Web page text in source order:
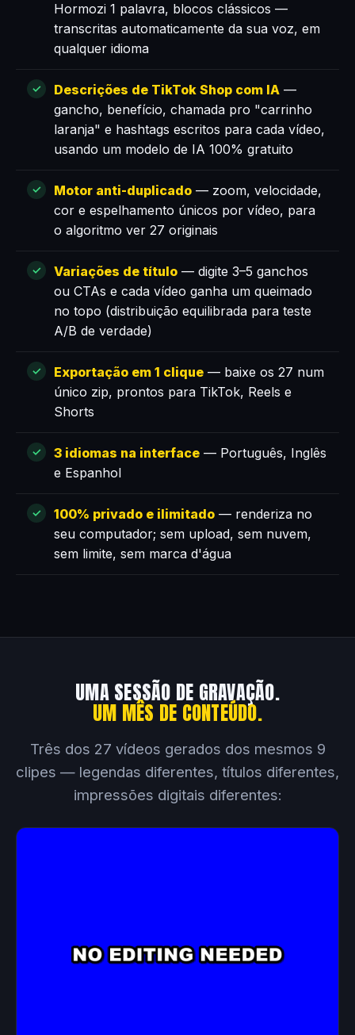
Hormozi 1 palavra, blocos clássicos —
transcritas automaticamente da sua voz, em
qualquer idioma
Descrições de TikTok Shop com IA —
gancho, benefício, chamada pro "carrinho
laranja" e hashtags escritos para cada vídeo,
usando um modelo de IA 100% gratuito
Motor anti-duplicado — zoom, velocidade,
cor e espelhamento únicos por vídeo, para
o algoritmo ver 27 originais
Variações de título — digite 3–5 ganchos
ou CTAs e cada vídeo ganha um queimado
no topo (distribuição equilibrada para teste
A/B de verdade)
Exportação em 1 clique — baixe os 27 num
único zip, prontos para TikTok, Reels e
Shorts
3 idiomas na interface — Português, Inglês
e Espanhol
100% privado e ilimitado — renderiza no
seu computador; sem upload, sem nuvem,
sem limite, sem marca d'água
UMA SESSÃO DE GRAVAÇÃO.
UM MÊS DE CONTEÚDO.
Três dos 27 vídeos gerados dos mesmos 9
clipes — legendas diferentes, títulos diferentes,
impressões digitais diferentes: